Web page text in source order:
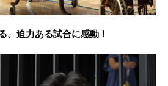
、迫力ある試合に感動！